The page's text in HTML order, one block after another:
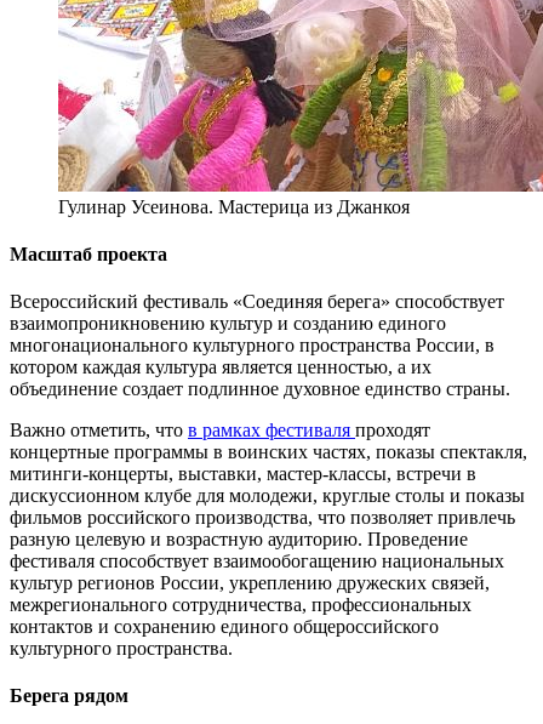
Гулинар Усеинова. Мастерица из Джанкоя
Масштаб проекта
Всероссийский фестиваль «Соединяя берега» способствует
взаимопроникновению культур и созданию единого
многонационального культурного пространства России, в
котором каждая культура является ценностью, а их
объединение создает подлинное духовное единство страны.
Важно отметить, что в рамках фестиваля проходят
концертные программы в воинских частях, показы спектакля,
митинги-концерты, выставки, мастер-классы, встречи в
дискуссионном клубе для молодежи, круглые столы и показы
фильмов российского производства, что позволяет привлечь
разную целевую и возрастную аудиторию. Проведение
фестиваля способствует взаимообогащению национальных
культур регионов России, укреплению дружеских связей,
межрегионального сотрудничества, профессиональных
контактов и сохранению единого общероссийского
культурного пространства.
Берега рядом